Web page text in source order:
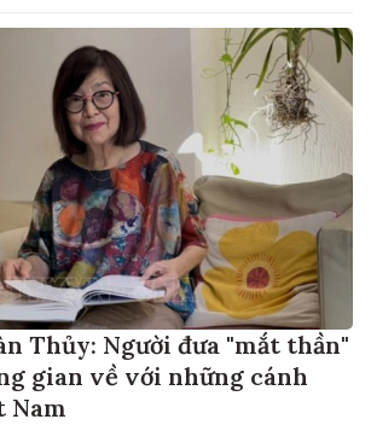
Thủy: Người đưa "mắt thần"
gian về với những cánh
Nam